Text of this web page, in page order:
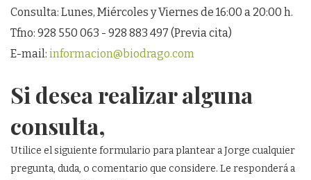
Consulta: Lunes, Miércoles y Viernes de 16:00 a 20:00 h.
Tfno: 928 550 063 - 928 883 497 (Previa cita)
E-mail: informacion@biodrago.com
Si desea realizar alguna
consulta,
Utilice el siguiente formulario para plantear a Jorge cualquier
pregunta, duda, o comentario que considere. Le responderá a